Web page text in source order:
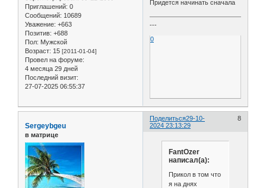
Приглашений: 0
Сообщений: 10689
Уважение: +663
Позитив: +688
Пол: Мужской
Возраст: 15 [2011-01-04]
Провел на форуме:
4 месяца 29 дней
Последний визит:
27-07-2025 06:55:37
Придется начинать сначала
---
0
Поделиться 8
29-10-
2024 23:13:29
Sergeybgeu
в матрице
FantOzer
написал(а):
Прикол в том что
я на днях